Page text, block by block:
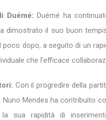
Duémé: Duémé ha
dimostrato il suo buon
poco dopo, a seguito di un
che l’efficace
Con il progredire della
Mendes ha contribuito
sua rapidità di